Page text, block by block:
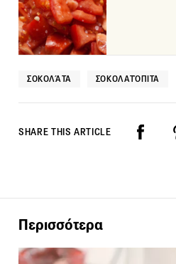
ΣΟΚΟΛΆΤΑ ΣΟΚΟΛΑΤΌΠΙΤΑ
SHARE THIS ARTICLE
Περισσότερα